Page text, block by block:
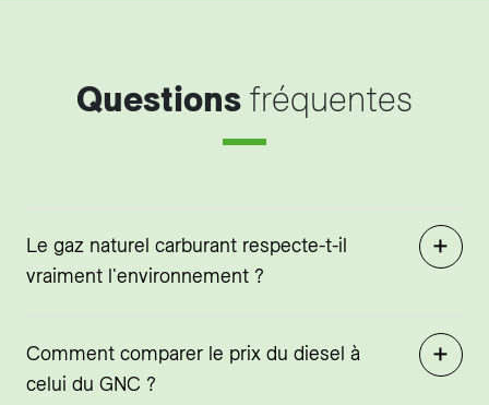
Questions fréquentes
Le gaz naturel carburant respecte-t-il
vraiment l'environnement ?
Comment comparer le prix du diesel à
celui du GNC ?